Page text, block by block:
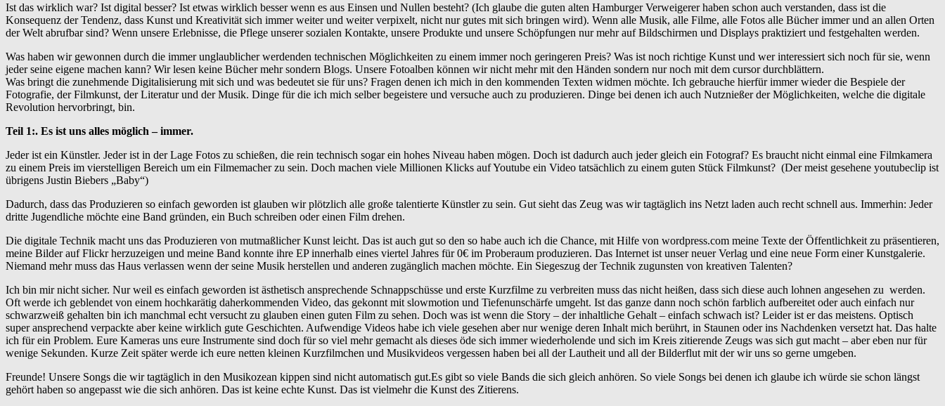
Ist das wirklich war? Ist digital besser? Ist etwas wirklich besser wenn es aus Einsen und Nullen besteht? (Ich glaube die guten alten Hamburger Verweigerer haben schon auch verstanden, dass ist die
Konsequenz der Tendenz, dass Kunst und Kreativität sich immer weiter und weiter verpixelt, nicht nur gutes mit sich bringen wird). Wenn alle Musik, alle Filme, alle Fotos alle Bücher immer und an allen Orten
der Welt abrufbar sind? Wenn unsere Erlebnisse, die Pflege unserer sozialen Kontakte, unsere Produkte und unsere Schöpfungen nur mehr auf Bildschirmen und Displays praktiziert und festgehalten werden.
Was haben wir gewonnen durch die immer unglaublicher werdenden technischen Möglichkeiten zu einem immer noch geringeren Preis? Was ist noch richtige Kunst und wer interessiert sich noch für sie, wenn
jeder seine eigene machen kann? Wir lesen keine Bücher mehr sondern Blogs. Unsere Fotoalben können wir nicht mehr mit den Händen sondern nur noch mit dem cursor durchblättern.
Was bringt die zunehmende Digitalisierung mit sich und was bedeutet sie für uns? Fragen denen ich mich in den kommenden Texten widmen möchte. Ich gebrauche hierfür immer wieder die Bespiele der
Fotografie, der Filmkunst, der Literatur und der Musik. Dinge für die ich mich selber begeistere und versuche auch zu produzieren. Dinge bei denen ich auch Nutznießer der Möglichkeiten, welche die digitale
Revolution hervorbringt, bin.
Teil 1:. Es ist uns alles möglich – immer.
Jeder ist ein Künstler. Jeder ist in der Lage Fotos zu schießen, die rein technisch sogar ein hohes Niveau haben mögen. Doch ist dadurch auch jeder gleich ein Fotograf? Es braucht nicht einmal eine Filmkamera
zu einem Preis im vierstelligen Bereich um ein Filmemacher zu sein. Doch machen viele Millionen Klicks auf Youtube ein Video tatsächlich zu einem guten Stück Filmkunst? (Der meist gesehene youtubeclip ist
übrigens Justin Biebers „Baby“)
Dadurch, dass das Produzieren so einfach geworden ist glauben wir plötzlich alle große talentierte Künstler zu sein. Gut sieht das Zeug was wir tagtäglich ins Netzt laden auch recht schnell aus. Immerhin: Jeder
dritte Jugendliche möchte eine Band gründen, ein Buch schreiben oder einen Film drehen.
Die digitale Technik macht uns das Produzieren von mutmaßlicher Kunst leicht. Das ist auch gut so den so habe auch ich die Chance, mit Hilfe von wordpress.com meine Texte der Öffentlichkeit zu präsentieren,
meine Bilder auf Flickr herzuzeigen und meine Band konnte ihre EP innerhalb eines viertel Jahres für 0€ im Proberaum produzieren. Das Internet ist unser neuer Verlag und eine neue Form einer Kunstgalerie.
Niemand mehr muss das Haus verlassen wenn der seine Musik herstellen und anderen zugänglich machen möchte. Ein Siegeszug der Technik zugunsten von kreativen Talenten?
Ich bin mir nicht sicher. Nur weil es einfach geworden ist ästhetisch ansprechende Schnappschüsse und erste Kurzfilme zu verbreiten muss das nicht heißen, dass sich diese auch lohnen angesehen zu werden.
Oft werde ich geblendet von einem hochkarätig daherkommenden Video, das gekonnt mit slowmotion und Tiefenunschärfe umgeht. Ist das ganze dann noch schön farblich aufbereitet oder auch einfach nur
schwarzweiß gehalten bin ich manchmal echt versucht zu glauben einen guten Film zu sehen. Doch was ist wenn die Story – der inhaltliche Gehalt – einfach schwach ist? Leider ist er das meistens. Optisch
super ansprechend verpackte aber keine wirklich gute Geschichten. Aufwendige Videos habe ich viele gesehen aber nur wenige deren Inhalt mich berührt, in Staunen oder ins Nachdenken versetzt hat. Das halte
ich für ein Problem. Eure Kameras uns eure Instrumente sind doch für so viel mehr gemacht als dieses öde sich immer wiederholende und sich im Kreis zitierende Zeugs was sich gut macht – aber eben nur für
wenige Sekunden. Kurze Zeit später werde ich eure netten kleinen Kurzfilmchen und Musikvideos vergessen haben bei all der Lautheit und all der Bilderflut mit der wir uns so gerne umgeben.
Freunde! Unsere Songs die wir tagtäglich in den Musikozean kippen sind nicht automatisch gut.Es gibt so viele Bands die sich gleich anhören. So viele Songs bei denen ich glaube ich würde sie schon längst
gehört haben so angepasst wie die sich anhören. Das ist keine echte Kunst. Das ist vielmehr die Kunst des Zitierens.